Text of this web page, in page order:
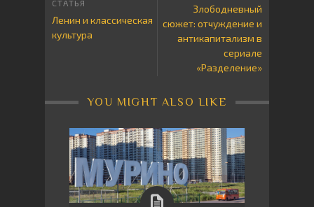
Ленин и классическая
культура
Злободневный
сюжет: отчуждение и
антикапитализм в
сериале
«Разделение»
YOU MIGHT ALSO LIKE